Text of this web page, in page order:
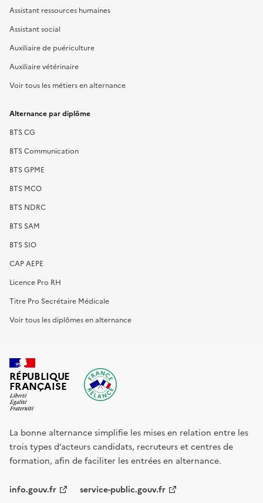
Assistant ressources humaines
Assistant social
Auxiliaire de puériculture
Auxiliaire vétérinaire
Voir tous les métiers en alternance
Alternance par diplôme
BTS CG
BTS Communication
BTS GPME
BTS MCO
BTS NDRC
BTS SAM
BTS SIO
CAP AEPE
Licence Pro RH
Titre Pro Secrétaire Médicale
Voir tous les diplômes en alternance
RÉPUBLIQUE
FRANÇAISE
La bonne alternance simplifie les mises en relation entre les
trois types d’acteurs candidats, recruteurs et centres de
formation, afin de faciliter les entrées en alternance.
info.gouv.fr service-public.gouv.fr